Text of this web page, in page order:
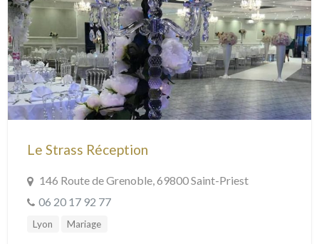
Le Strass Réception
146 Route de Grenoble, 69800 Saint-Priest
06 20 17 92 77
Lyon Mariage